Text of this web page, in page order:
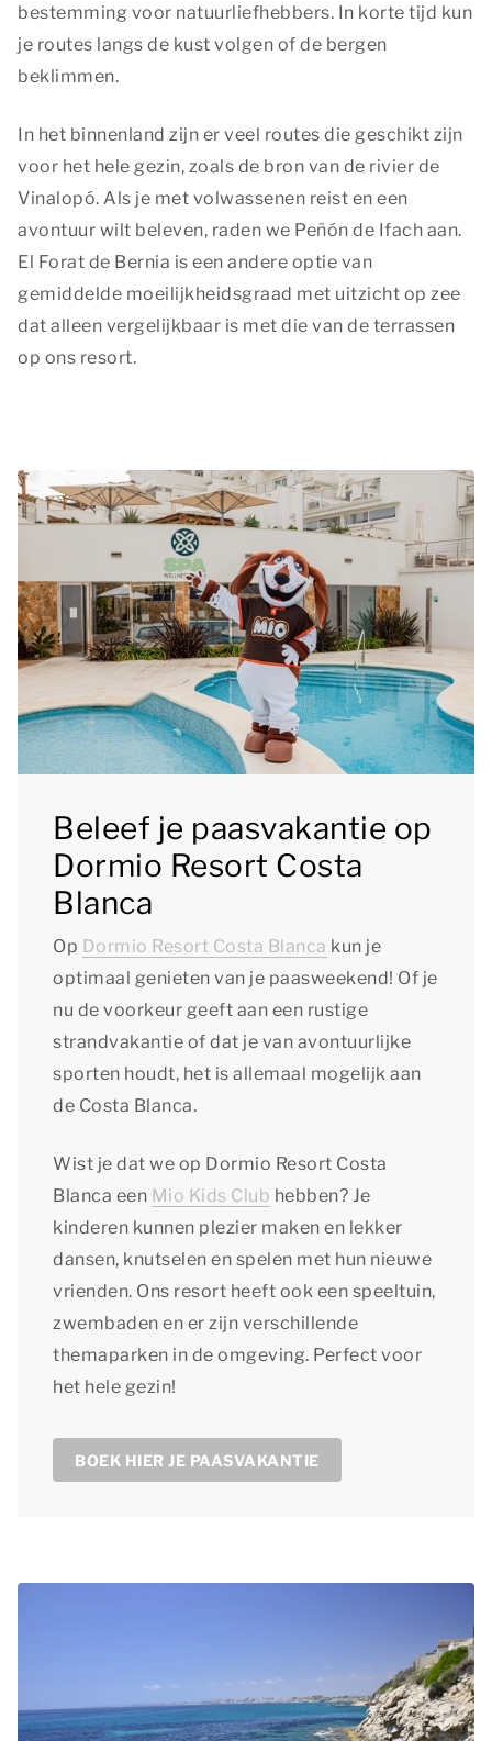
bestemming voor natuurliefhebbers. In korte tijd kun
je routes langs de kust volgen of de bergen
beklimmen.
In het binnenland zijn er veel routes die geschikt zijn
voor het hele gezin, zoals de bron van de rivier de
Vinalopó. Als je met volwassenen reist en een
avontuur wilt beleven, raden we Peñón de Ifach aan.
El Forat de Bernia is een andere optie van
gemiddelde moeilijkheidsgraad met uitzicht op zee
dat alleen vergelijkbaar is met die van de terrassen
op ons resort.
Beleef je paasvakantie op
Dormio Resort Costa
Blanca
Op Dormio Resort Costa Blanca kun je
optimaal genieten van je paasweekend! Of je
nu de voorkeur geeft aan een rustige
strandvakantie of dat je van avontuurlijke
sporten houdt, het is allemaal mogelijk aan
de Costa Blanca.
Wist je dat we op Dormio Resort Costa
Blanca een Mio Kids Club hebben? Je
kinderen kunnen plezier maken en lekker
dansen, knutselen en spelen met hun nieuwe
vrienden. Ons resort heeft ook een speeltuin,
zwembaden en er zijn verschillende
themaparken in de omgeving. Perfect voor
het hele gezin!
BOEK HIER JE PAASVAKANTIE